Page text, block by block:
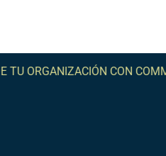
CON COMMA -